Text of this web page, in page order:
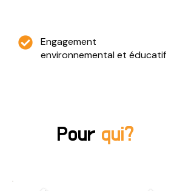
Engagement
environnemental et éducatif
Pour qui?